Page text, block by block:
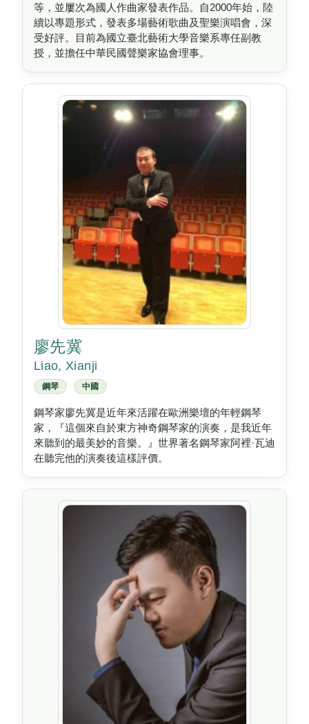
等，並屢次為國人作曲家發表作品。自2000年始，陸
續以專題形式，發表多場藝術歌曲及聖樂演唱會，深
受好評。目前為國立臺北藝術大學音樂系專任副教
授，並擔任中華民國聲樂家協會理事。
廖先冀
Liao, Xianji
鋼琴 中國
鋼琴家廖先冀是近年來活躍在歐洲樂壇的年輕鋼琴
家，『這個來自於東方神奇鋼琴家的演奏，是我近年
來聽到的最美妙的音樂。』世界著名鋼琴家阿裡·瓦迪
在聽完他的演奏後這樣評價。